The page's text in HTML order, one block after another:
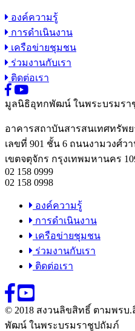
องค์ความรู้
การดำเนินงาน
เครือข่ายชุมชน
ร่วมงานกับเรา
ติดต่อเรา
มูลนิธิอุทกพัฒน์ ในพระบรมร
อาคารสถาบันสารสนเทศทรัพ
เลขที่ 901 ชั้น 6 ถนนงามวงศ์ว
เขตจตุจักร กรุงเทพมหานคร
02 158 0999
02 158 0998
องค์ความรู้
การดำเนินงาน
เครือข่ายชุมชน
ร่วมงานกับเรา
ติดต่อเรา
© 2018 สงวนลิขสิทธิ์ ตามพรบ
พัฒน์ ในพระบรมราชูปถัมภ์